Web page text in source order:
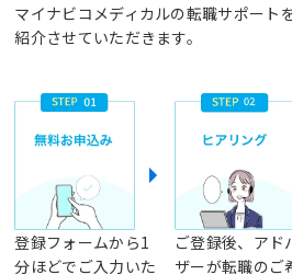
マイナビコメディカルの転職サポート
紹介させていただきます。
登録フォームから1
分ほどでご入力いた
ご登録後、アド
ザーが転職のご